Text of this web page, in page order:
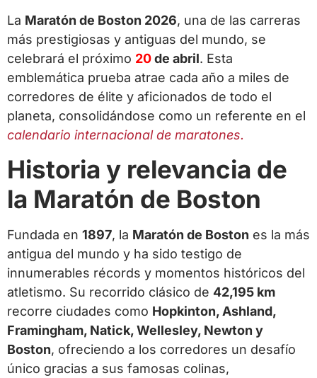
La Maratón de Boston 2026, una de las carreras
más prestigiosas y antiguas del mundo, se
celebrará el próximo 20de abril. Esta
emblemática prueba atrae cada año a miles de
corredores de élite y aficionados de todo el
planeta, consolidándose como un referente en el
calendario internacional de maratones.
Historia y relevancia de
la Maratón de Boston
Fundada en 1897, la Maratón de Boston es la más
antigua del mundo y ha sido testigo de
innumerables récords y momentos históricos del
atletismo. Su recorrido clásico de 42,195 km
recorre ciudades como Hopkinton, Ashland,
Framingham, Natick, Wellesley, Newton y
Boston, ofreciendo a los corredores un desafío
único gracias a sus famosas colinas,